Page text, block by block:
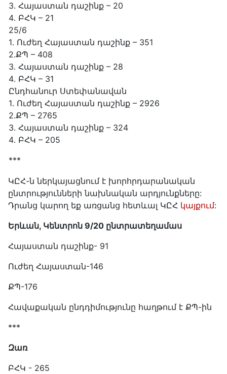
3․ Հայաստան դաշինք – 20
4․ ԲՀԿ – 21
25/6
1․ Ուժեղ Հայաստան դաշինք – 351
2․ՔՊ – 408
3․ Հայաստան դաշինք – 28
4․ ԲՀԿ – 31
Ընդհանուր Ստեփանավան
1․ Ուժեղ Հայաստան դաշինք – 2926
2․ՔՊ – 2765
3․ Հայաստան դաշինք – 324
4․ ԲՀԿ – 205
***
ԿԸՀ-ն ներկայացնում է խորհրդարանական
ընտրությունների նախնական արդյունքները:
Դրանց կարող եք առցանց հետևալ ԿԸՀ կայքում:
Երևան, Կենտրոն 9/20 ընտրատեղամաս
Հայաստան դաշինք- 91
Ուժեղ Հայաստան-146
ՔՊ-176
Հավաքական ընդդիմությունը հաղթում է ՔՊ-ին
***
Զառ
ԲՀԿ - 265